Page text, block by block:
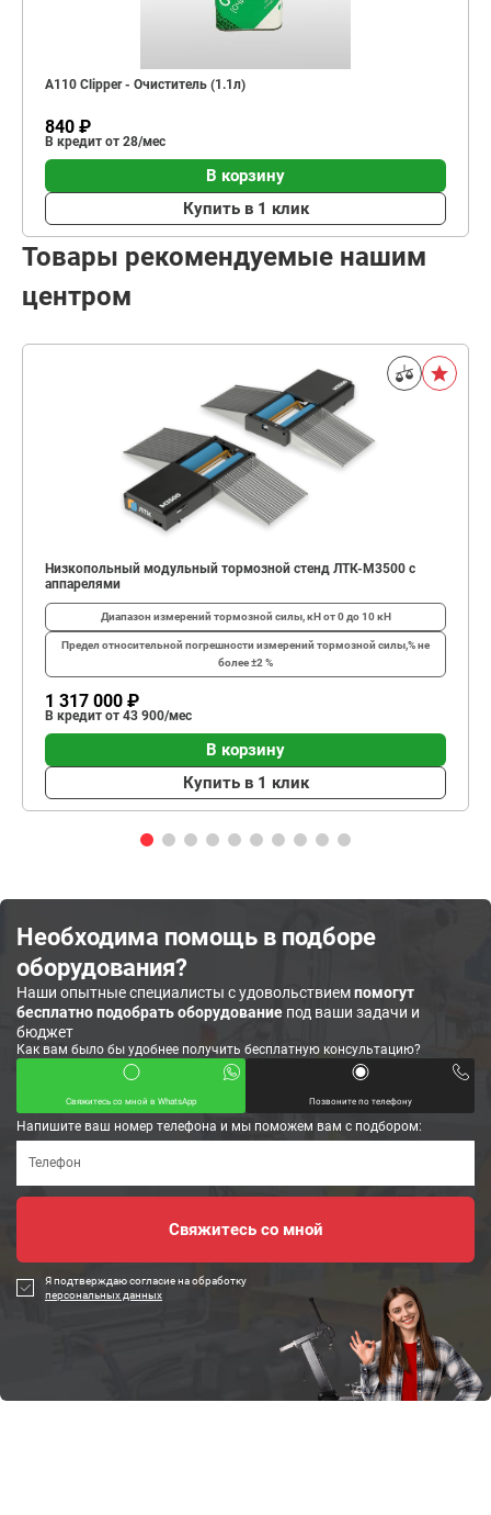
A110 Clipper - Очиститель (1.1л)
840 ₽
В кредит от 28/мес
В корзину
Купить в 1 клик
Товары рекомендуемые нашим
центром
Низкопольный модульный тормозной стенд ЛТК-М3500 с
аппарелями
Диапазон измерений тормозной силы, кНот 0 до 10 кН
Предел относительной погрешности измерений тормозной силы,%не
более ±2 %
1 317 000 ₽
В кредит от 43 900/мес
В корзину
Купить в 1 клик
Необходима помощь в подборе
оборудования?
Наши опытные специалисты с удовольствиемпомогут
бесплатно подобрать оборудование под ваши задачи и
бюджет
Как вам было бы удобнее получить бесплатную консультацию?
Свяжитесь со мной в WhatsApp Позвоните по телефону
Напишите ваш номер телефона и мы поможем вам с подбором:
Я подтверждаю согласие на обработку
персональных данных